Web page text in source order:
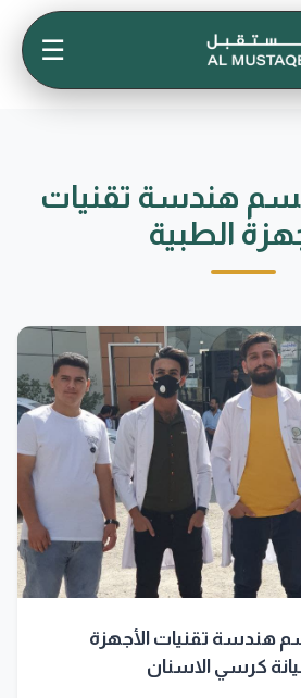
☰
هندسة تقنيات
الطبية
هندسة تقنيات الأجهزة
كرسي الاسنان